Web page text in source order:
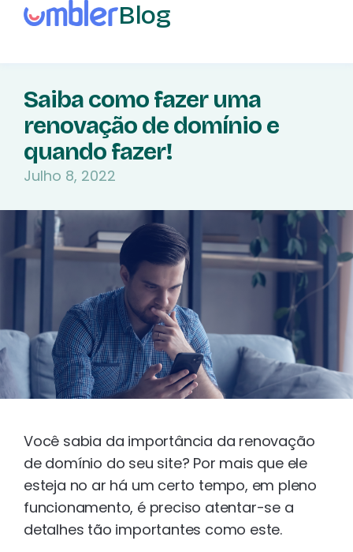
Blog
Saiba como fazer uma
renovação de domínio e
quando fazer!
Julho 8, 2022
Você sabia da importância da renovação
de domínio do seu site? Por mais que ele
esteja no ar há um certo tempo, em pleno
funcionamento, é preciso atentar-se a
detalhes tão importantes como este.